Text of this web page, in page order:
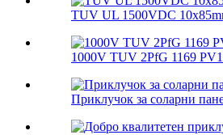
TUV UL 1500VDC
1000V TUV 2PfG 1169
Приклучок за соларни